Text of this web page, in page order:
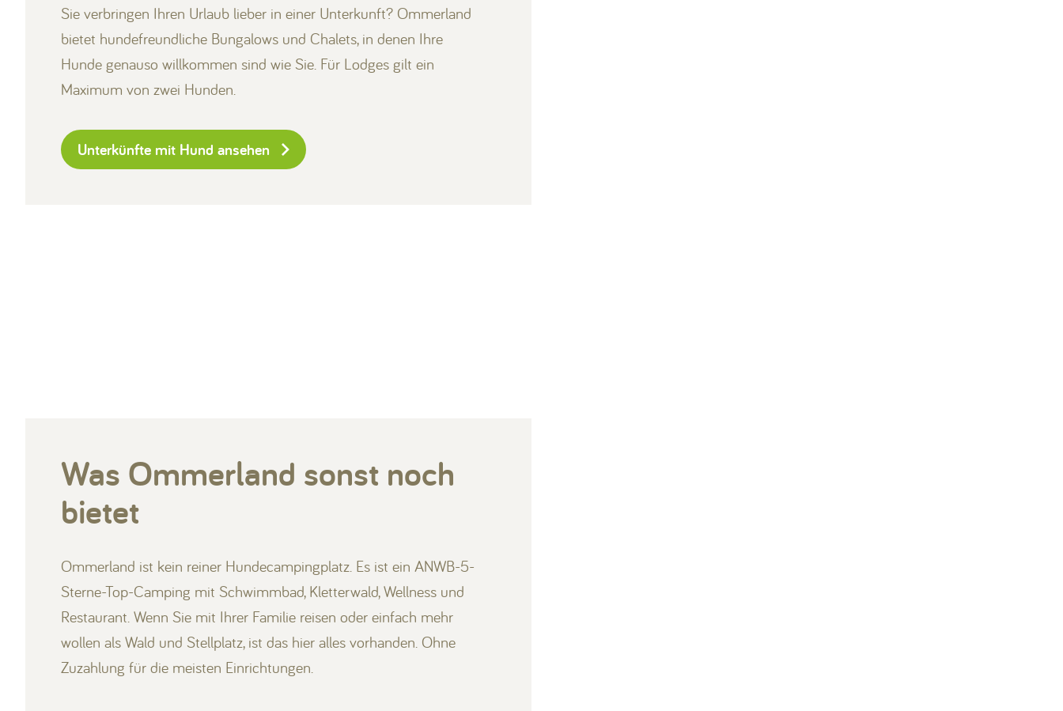
Sie verbringen Ihren Urlaub lieber in einer Unterkunft? Ommerland
bietet hundefreundliche Bungalows und Chalets, in denen Ihre
Hunde genauso willkommen sind wie Sie. Für Lodges gilt ein
Maximum von zwei Hunden.
Unterkünfte mit Hund ansehen
Was Ommerland sonst noch
bietet
Ommerland ist kein reiner Hundecampingplatz. Es ist ein ANWB-5-
Sterne-Top-Camping mit Schwimmbad, Kletterwald, Wellness und
Restaurant. Wenn Sie mit Ihrer Familie reisen oder einfach mehr
wollen als Wald und Stellplatz, ist das hier alles vorhanden. Ohne
Zuzahlung für die meisten Einrichtungen.